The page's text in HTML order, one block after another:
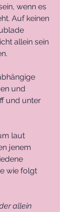
wenn es
Auf keinen
allein sein
und
und unter
laut
jenem
wie folgt
allein